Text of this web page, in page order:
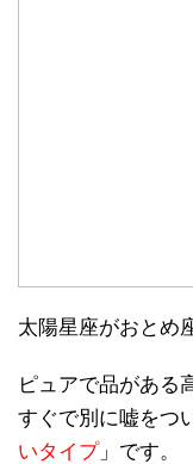
太陽星座がおとめ
ピュアで品があ
すぐで別に嘘をつ
いタイプ」です。